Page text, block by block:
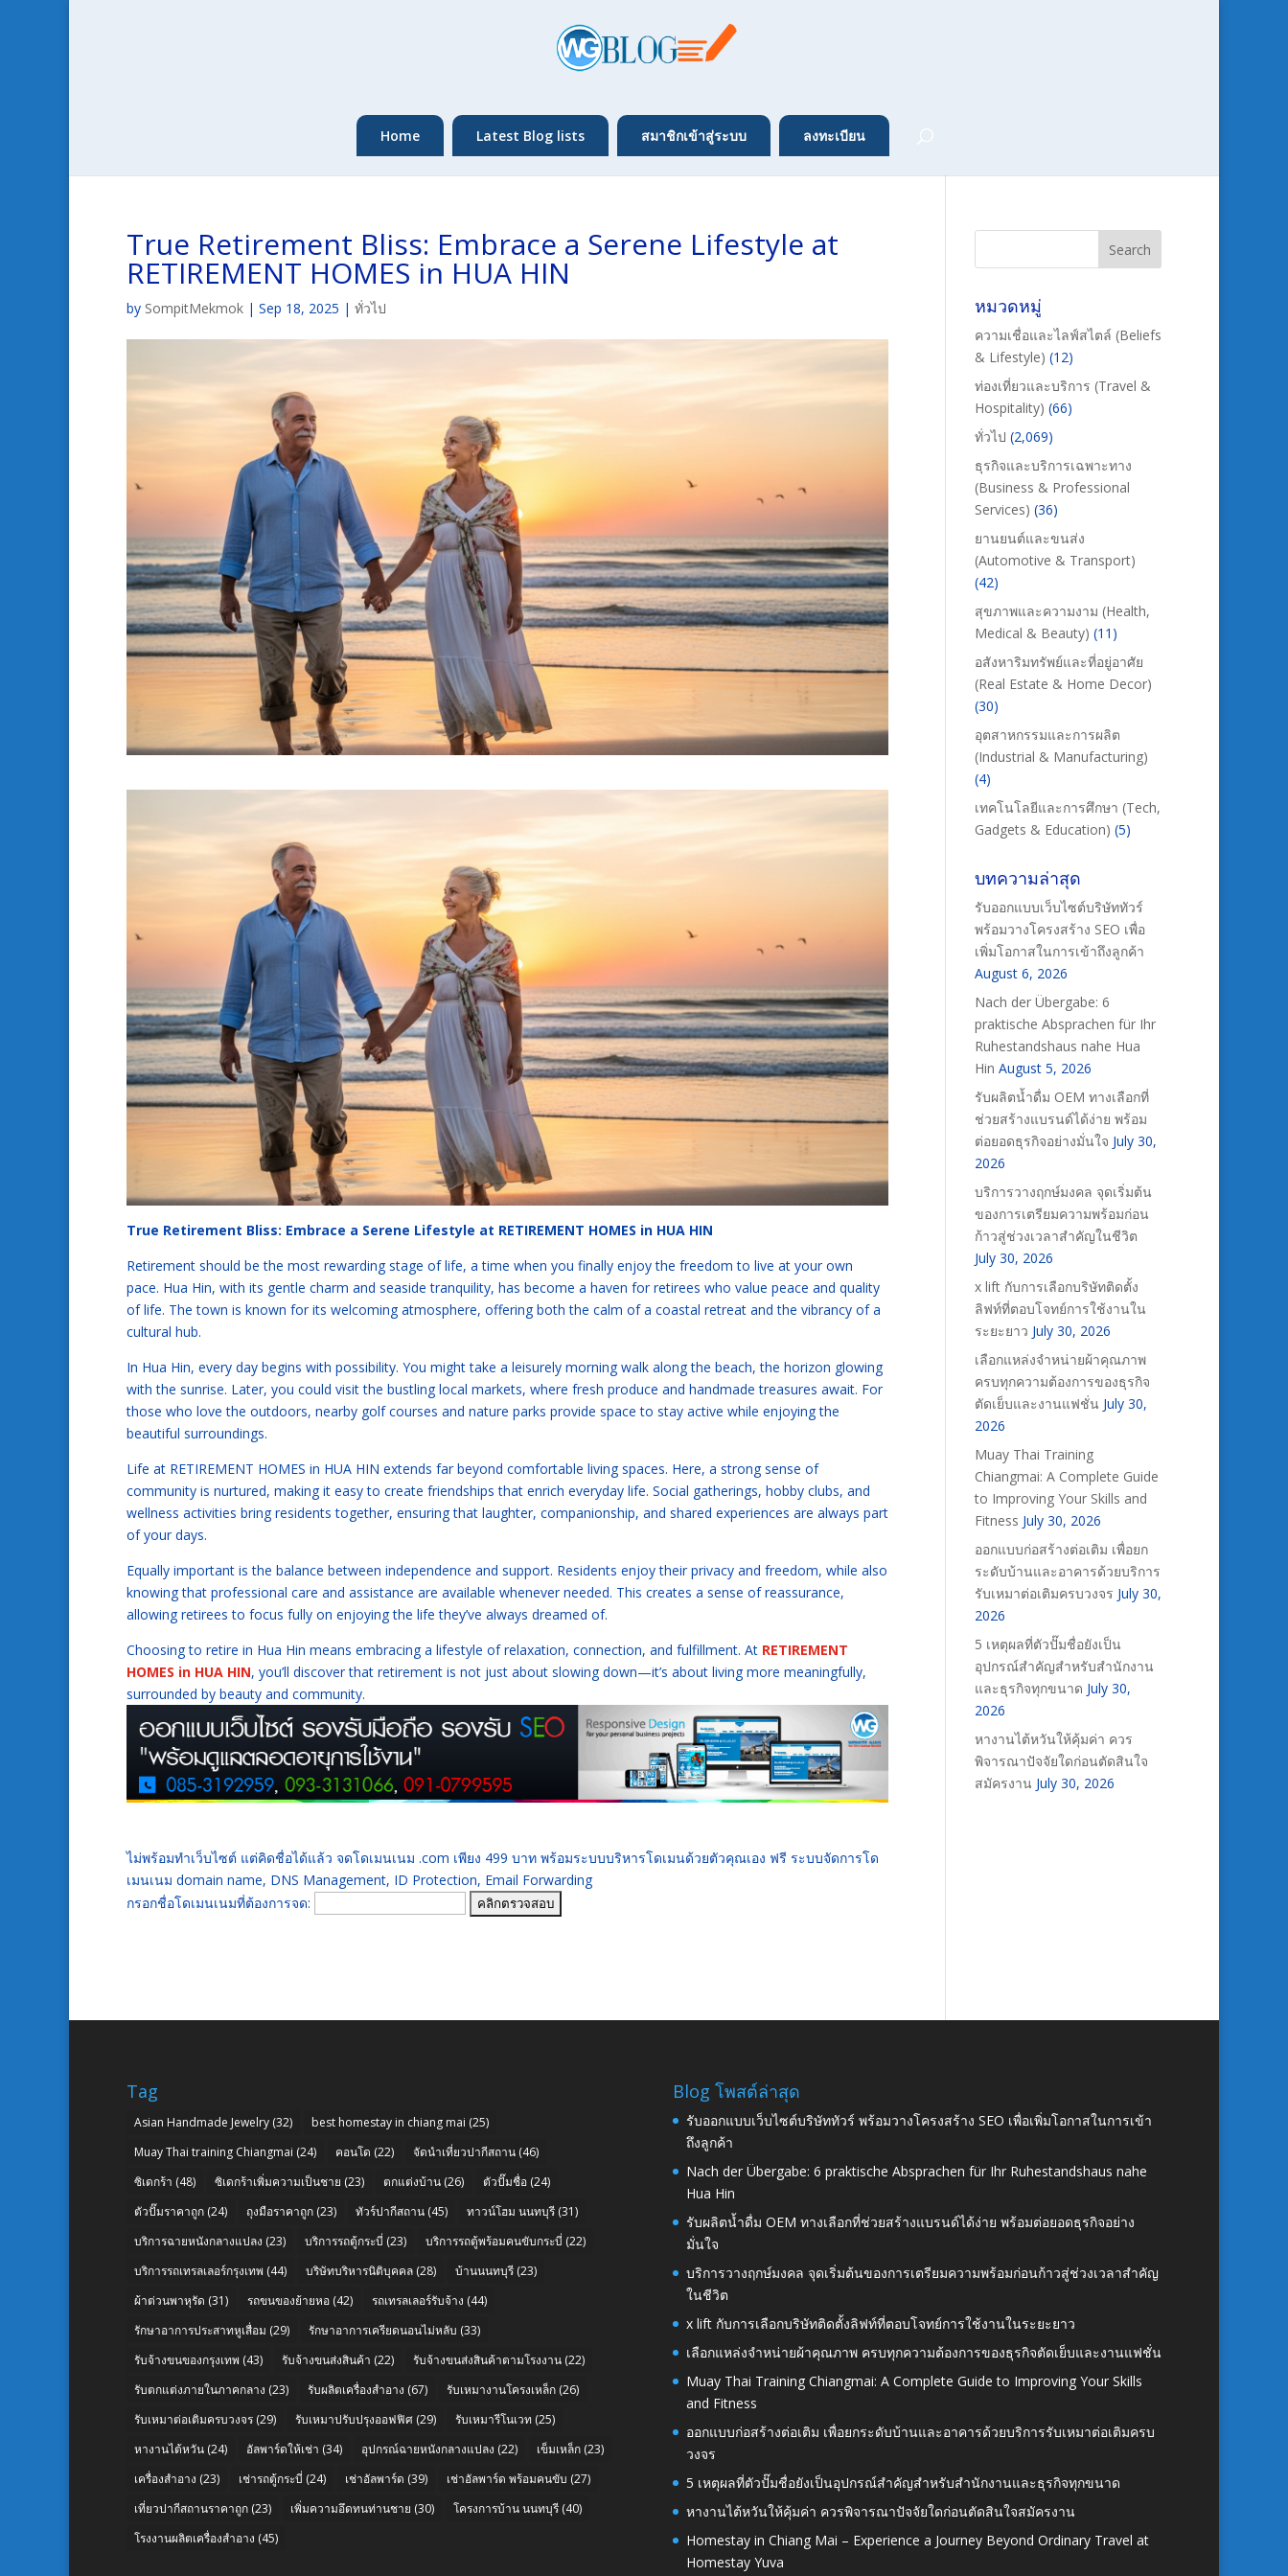
Home Latest Blog lists สมาชิกเข้าสู่ระบบ ลงทะเบียน
True Retirement Bliss: Embrace a Serene Lifestyle at
RETIREMENT HOMES in HUA HIN
by SompitMekmok | Sep 18, 2025 | ทั่วไป
True Retirement Bliss: Embrace a Serene Lifestyle at RETIREMENT HOMES in HUA HIN
Retirement should be the most rewarding stage of life, a time when you finally enjoy the freedom to live at your own
pace. Hua Hin, with its gentle charm and seaside tranquility, has become a haven for retirees who value peace and quality
of life. The town is known for its welcoming atmosphere, offering both the calm of a coastal retreat and the vibrancy of a
cultural hub.
In Hua Hin, every day begins with possibility. You might take a leisurely morning walk along the beach, the horizon glowing
with the sunrise. Later, you could visit the bustling local markets, where fresh produce and handmade treasures await. For
those who love the outdoors, nearby golf courses and nature parks provide space to stay active while enjoying the
beautiful surroundings.
Life at RETIREMENT HOMES in HUA HIN extends far beyond comfortable living spaces. Here, a strong sense of
community is nurtured, making it easy to create friendships that enrich everyday life. Social gatherings, hobby clubs, and
wellness activities bring residents together, ensuring that laughter, companionship, and shared experiences are always part
of your days.
Equally important is the balance between independence and support. Residents enjoy their privacy and freedom, while also
knowing that professional care and assistance are available whenever needed. This creates a sense of reassurance,
allowing retirees to focus fully on enjoying the life they’ve always dreamed of.
Choosing to retire in Hua Hin means embracing a lifestyle of relaxation, connection, and fulfillment. At RETIREMENT
HOMES in HUA HIN, you’ll discover that retirement is not just about slowing down—it’s about living more meaningfully,
surrounded by beauty and community.
ไม่พร้อมทำเว็บไซต์ แต่คิดชื่อได้แล้ว จดโดเมนเนม .com เพียง 499 บาท พร้อมระบบบริหารโดเมนด้วยตัวคุณเอง ฟรี ระบบจัดการโด
เมนเนม domain name, DNS Management, ID Protection, Email Forwarding
กรอกชื่อโดเมนเนมที่ต้องการจด:
หมวดหมู่
ความเชื่อและไลฟ์สไตล์ (Beliefs
& Lifestyle) (12)
ท่องเที่ยวและบริการ (Travel &
Hospitality) (66)
ทั่วไป (2,069)
ธุรกิจและบริการเฉพาะทาง
(Business & Professional
Services) (36)
ยานยนต์และขนส่ง
(Automotive & Transport)
(42)
สุขภาพและความงาม (Health,
Medical & Beauty) (11)
อสังหาริมทรัพย์และที่อยู่อาศัย
(Real Estate & Home Decor)
(30)
อุตสาหกรรมและการผลิต
(Industrial & Manufacturing)
(4)
เทคโนโลยีและการศึกษา (Tech,
Gadgets & Education) (5)
บทความล่าสุด
รับออกแบบเว็บไซต์บริษัททัวร์
พร้อมวางโครงสร้าง SEO เพื่อ
เพิ่มโอกาสในการเข้าถึงลูกค้า
August 6, 2026
Nach der Übergabe: 6
praktische Absprachen für Ihr
Ruhestandshaus nahe Hua
Hin August 5, 2026
รับผลิตน้ำดื่ม OEM ทางเลือกที่
ช่วยสร้างแบรนด์ได้ง่าย พร้อม
ต่อยอดธุรกิจอย่างมั่นใจ July 30,
2026
บริการวางฤกษ์มงคล จุดเริ่มต้น
ของการเตรียมความพร้อมก่อน
ก้าวสู่ช่วงเวลาสำคัญในชีวิต
July 30, 2026
x lift กับการเลือกบริษัทติดตั้ง
ลิฟท์ที่ตอบโจทย์การใช้งานใน
ระยะยาว July 30, 2026
เลือกแหล่งจำหน่ายผ้าคุณภาพ
ครบทุกความต้องการของธุรกิจ
ตัดเย็บและงานแฟชั่น July 30,
2026
Muay Thai Training
Chiangmai: A Complete Guide
to Improving Your Skills and
Fitness July 30, 2026
ออกแบบก่อสร้างต่อเติม เพื่อยก
ระดับบ้านและอาคารด้วยบริการ
รับเหมาต่อเติมครบวงจร July 30,
2026
5 เหตุผลที่ตัวปั๊มชื่อยังเป็น
อุปกรณ์สำคัญสำหรับสำนักงาน
และธุรกิจทุกขนาด July 30,
2026
หางานไต้หวันให้คุ้มค่า ควร
พิจารณาปัจจัยใดก่อนตัดสินใจ
สมัครงาน July 30, 2026
Tag
Asian Handmade Jewelry (32) best homestay in chiang mai (25)
Muay Thai training Chiangmai (24) คอนโด (22) จัดนำเที่ยวปากีสถาน (46)
ซิเดกร้า (48) ซิเดกร้าเพิ่มความเป็นชาย (23) ตกแต่งบ้าน (26) ตัวปั๊มชื่อ (24)
ตัวปั๊มราคาถูก (24) ถุงมือราคาถูก (23) ทัวร์ปากีสถาน (45) ทาวน์โฮม นนทบุรี (31)
บริการฉายหนังกลางแปลง (23) บริการรถตู้กระบี่ (23) บริการรถตู้พร้อมคนขับกระบี่ (22)
บริการรถเทรลเลอร์กรุงเทพ (44) บริษัทบริหารนิติบุคคล (28) บ้านนนทบุรี (23)
ผ้าต่วนพาหุรัด (31) รถขนของย้ายหอ (42) รถเทรลเลอร์รับจ้าง (44)
รักษาอาการประสาทหูเสื่อม (29) รักษาอาการเครียดนอนไม่หลับ (33)
รับจ้างขนของกรุงเทพ (43) รับจ้างขนส่งสินค้า (22) รับจ้างขนส่งสินค้าตามโรงงาน (22)
รับตกแต่งภายในภาคกลาง (23) รับผลิตเครื่องสำอาง (67) รับเหมางานโครงเหล็ก (26)
รับเหมาต่อเติมครบวงจร (29) รับเหมาปรับปรุงออฟฟิศ (29) รับเหมารีโนเวท (25)
หางานไต้หวัน (24) อัลพาร์ดให้เช่า (34) อุปกรณ์ฉายหนังกลางแปลง (22) เข็มเหล็ก (23)
เครื่องสำอาง (23) เช่ารถตู้กระบี่ (24) เช่าอัลพาร์ด (39) เช่าอัลพาร์ด พร้อมคนขับ (27)
เที่ยวปากีสถานราคาถูก (23) เพิ่มความอึดทนท่านชาย (30) โครงการบ้าน นนทบุรี (40)
โรงงานผลิตเครื่องสำอาง (45)
Blog โพสต์ล่าสุด
รับออกแบบเว็บไซต์บริษัททัวร์ พร้อมวางโครงสร้าง SEO เพื่อเพิ่มโอกาสในการเข้า
ถึงลูกค้า
Nach der Übergabe: 6 praktische Absprachen für Ihr Ruhestandshaus nahe
Hua Hin
รับผลิตน้ำดื่ม OEM ทางเลือกที่ช่วยสร้างแบรนด์ได้ง่าย พร้อมต่อยอดธุรกิจอย่าง
มั่นใจ
บริการวางฤกษ์มงคล จุดเริ่มต้นของการเตรียมความพร้อมก่อนก้าวสู่ช่วงเวลาสำคัญ
ในชีวิต
x lift กับการเลือกบริษัทติดตั้งลิฟท์ที่ตอบโจทย์การใช้งานในระยะยาว
เลือกแหล่งจำหน่ายผ้าคุณภาพ ครบทุกความต้องการของธุรกิจตัดเย็บและงานแฟชั่น
Muay Thai Training Chiangmai: A Complete Guide to Improving Your Skills
and Fitness
ออกแบบก่อสร้างต่อเติม เพื่อยกระดับบ้านและอาคารด้วยบริการรับเหมาต่อเติมครบ
วงจร
5 เหตุผลที่ตัวปั๊มชื่อยังเป็นอุปกรณ์สำคัญสำหรับสำนักงานและธุรกิจทุกขนาด
หางานไต้หวันให้คุ้มค่า ควรพิจารณาปัจจัยใดก่อนตัดสินใจสมัครงาน
Homestay in Chiang Mai – Experience a Journey Beyond Ordinary Travel at
Homestay Yuva